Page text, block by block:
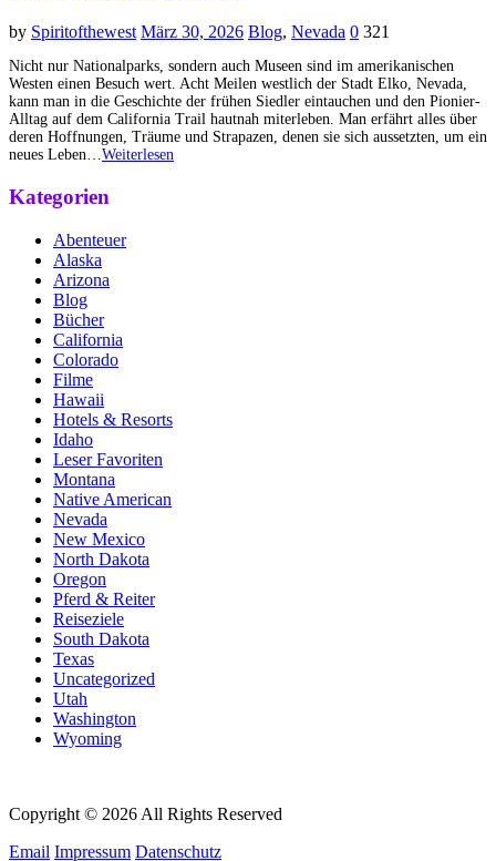
by Spiritofthewest März 30, 2026 Blog, Nevada 0 321
Nicht nur Nationalparks, sondern auch Museen sind im amerikanischen
Westen einen Besuch wert. Acht Meilen westlich der Stadt Elko, Nevada,
kann man in die Geschichte der frühen Siedler eintauchen und den Pionier-
Alltag auf dem California Trail hautnah miterleben. Man erfährt alles über
deren Hoffnungen, Träume und Strapazen, denen sie sich aussetzten, um ein
neues Leben…Weiterlesen
Kategorien
Abenteuer
Alaska
Arizona
Blog
Bücher
California
Colorado
Filme
Hawaii
Hotels & Resorts
Idaho
Leser Favoriten
Montana
Native American
Nevada
New Mexico
North Dakota
Oregon
Pferd & Reiter
Reiseziele
South Dakota
Texas
Uncategorized
Utah
Washington
Wyoming
Copyright © 2026 All Rights Reserved
Email Impressum Datenschutz